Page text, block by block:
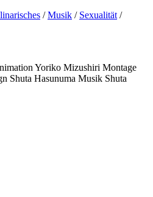
/Musik / Sexualität /
Yoriko Mizushiri Montage
Shuta Hasunuma Musik Shuta